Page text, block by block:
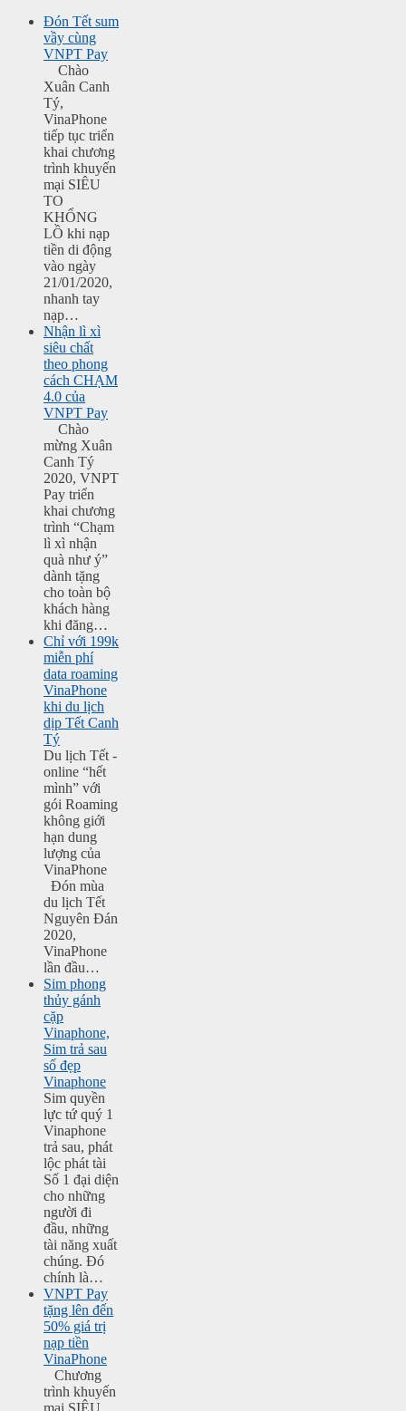
Đón Tết sum
vầy cùng
VNPT Pay
Chào
Xuân Canh
Tý,
VinaPhone
tiếp tục triển
khai chương
trình khuyến
mại SIÊU
TO
KHỔNG
LỒ khi nạp
tiền di động
vào ngày
21/01/2020,
nhanh tay
nạp…
Nhận lì xì
siêu chất
theo phong
cách CHẠM
4.0 của
VNPT Pay
Chào
mừng Xuân
Canh Tý
2020, VNPT
Pay triển
khai chương
trình “Chạm
lì xì nhận
quà như ý”
dành tặng
cho toàn bộ
khách hàng
khi đăng…
Chỉ với 199k
miễn phí
data roaming
VinaPhone
khi du lịch
dịp Tết Canh
Tý
Du lịch Tết -
online “hết
mình” với
gói Roaming
không giới
hạn dung
lượng của
VinaPhone
Đón mùa
du lịch Tết
Nguyên Đán
2020,
VinaPhone
lần đầu…
Sim phong
thủy gánh
cặp
Vinaphone,
Sim trả sau
số đẹp
Vinaphone
Sim quyền
lực tứ quý 1
Vinaphone
trả sau, phát
lộc phát tài
Số 1 đại diện
cho những
người đi
đầu, những
tài năng xuất
chúng. Đó
chính là…
VNPT Pay
tặng lên đến
50% giá trị
nạp tiền
VinaPhone
Chương
trình khuyến